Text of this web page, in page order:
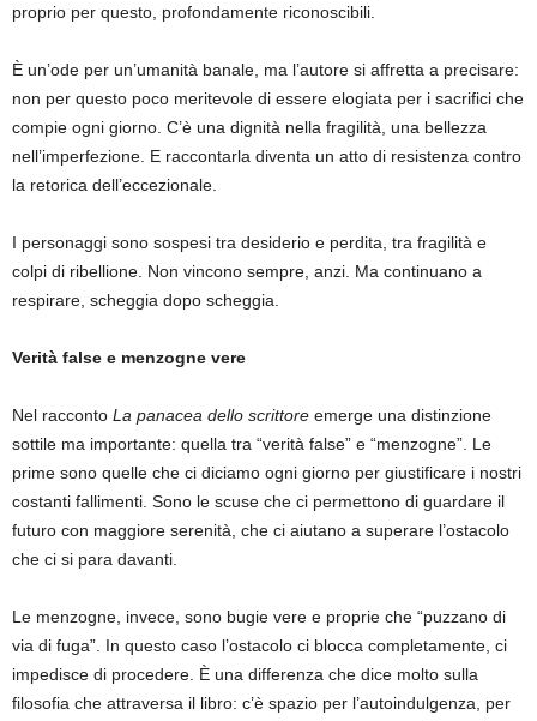
proprio per questo, profondamente riconoscibili.
È un’ode per un’umanità banale, ma l’autore si affretta a precisare:
non per questo poco meritevole di essere elogiata per i sacrifici che
compie ogni giorno. C’è una dignità nella fragilità, una bellezza
nell’imperfezione. E raccontarla diventa un atto di resistenza contro
la retorica dell’eccezionale.
I personaggi sono sospesi tra desiderio e perdita, tra fragilità e
colpi di ribellione. Non vincono sempre, anzi. Ma continuano a
respirare, scheggia dopo scheggia.
Verità false e menzogne vere
Nel racconto La panacea dello scrittore emerge una distinzione
sottile ma importante: quella tra “verità false” e “menzogne”. Le
prime sono quelle che ci diciamo ogni giorno per giustificare i nostri
costanti fallimenti. Sono le scuse che ci permettono di guardare il
futuro con maggiore serenità, che ci aiutano a superare l’ostacolo
che ci si para davanti.
Le menzogne, invece, sono bugie vere e proprie che “puzzano di
via di fuga”. In questo caso l’ostacolo ci blocca completamente, ci
impedisce di procedere. È una differenza che dice molto sulla
filosofia che attraversa il libro: c’è spazio per l’autoindulgenza, per